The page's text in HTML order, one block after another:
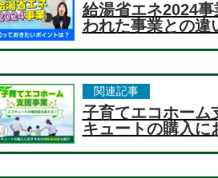
給湯省エネ2024
われた事業との違
関連記事
子育てエコホーム
キュートの購入に